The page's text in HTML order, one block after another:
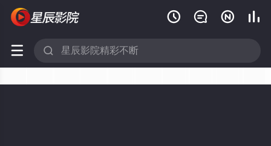
   
 